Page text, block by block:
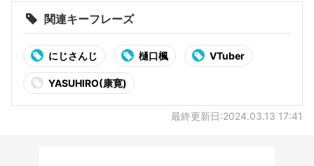
関連キーフレーズ
にじさんじ 樋口楓 VTuber
YASUHIRO(康寛)
最終更新日:2024.03.13 17:41